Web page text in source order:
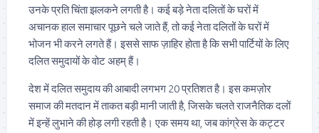
उनके प्रति चिंता झलकने लगती है। कई बड़े नेता दलितों के घरों में
अचानक हाल समाचार पूछने चले जाते हैं, तो कई नेता दलितों के घरों में
भोजन भी करने लगते हैं। इससे साफ ज़ाहिर होता है कि सभी पार्टियों के लिए
दलित समुदायों के वोट अहम् हैं।
देश में दलित समुदाय की आबादी लगभग 20 प्रतिशत है। इस कमज़ोर
समाज की मतदान में ताकत बड़ी मानी जाती है, जिसके चलते राजनैतिक दलों
में इन्हें लुभाने की होड़ लगी रहती है। एक समय था, जब कांग्रेस के कट्टर